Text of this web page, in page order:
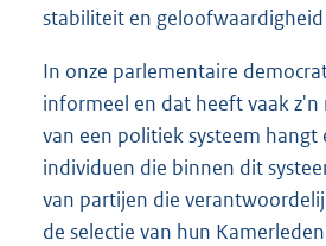
6
K
stabiliteit en
In onze parlementaire
informeel en dat heeft vaak
van een politiek systeem hangt
individuen die binnen dit
van partijen die
de selectie van hun